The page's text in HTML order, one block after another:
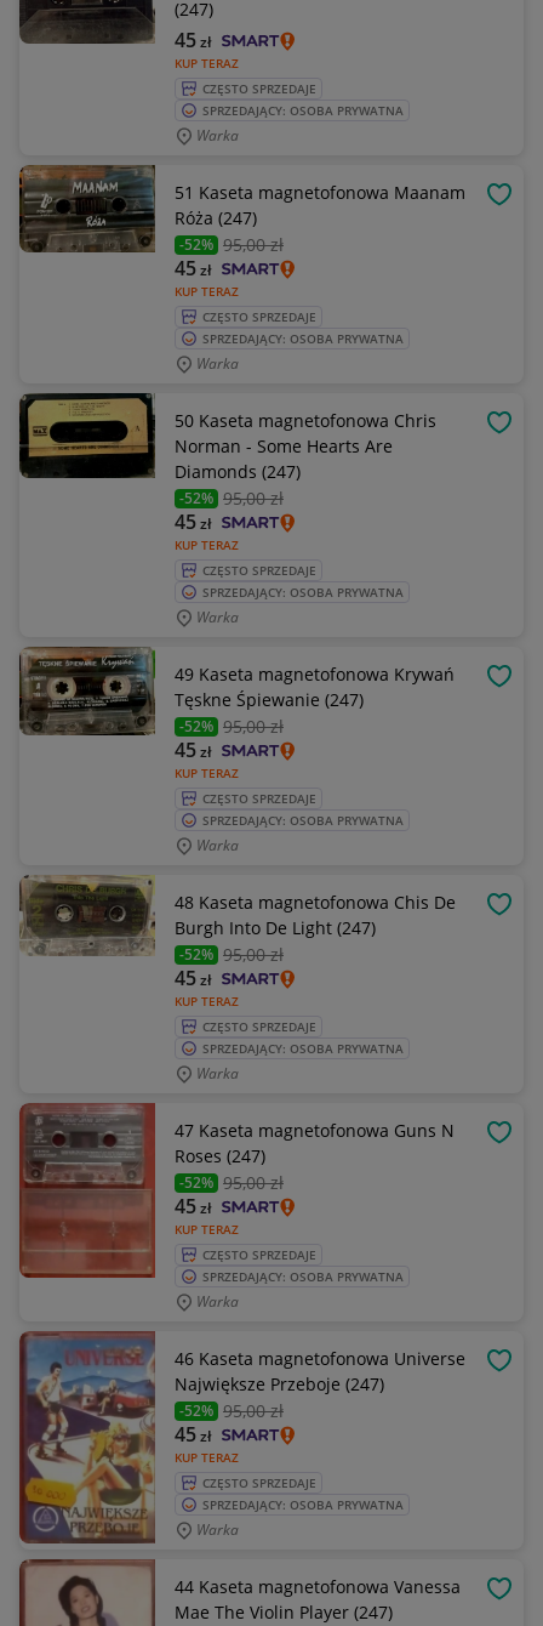
(247)
KUP TERAZ
45zł
CZĘSTO SPRZEDAJE
SPRZEDAJĄCY: OSOBA PRYWATNA
Warka
51 Kaseta magnetofonowa Maanam
Róża (247)
-52% 95,00 zł
KUP TERAZ
45zł
CZĘSTO SPRZEDAJE
SPRZEDAJĄCY: OSOBA PRYWATNA
Warka
50 Kaseta magnetofonowa Chris
Norman - Some Hearts Are
Diamonds (247)
-52% 95,00 zł
KUP TERAZ
45zł
CZĘSTO SPRZEDAJE
SPRZEDAJĄCY: OSOBA PRYWATNA
Warka
49 Kaseta magnetofonowa Krywań
Tęskne Śpiewanie (247)
-52% 95,00 zł
KUP TERAZ
45zł
CZĘSTO SPRZEDAJE
SPRZEDAJĄCY: OSOBA PRYWATNA
Warka
48 Kaseta magnetofonowa Chis De
Burgh Into De Light (247)
-52% 95,00 zł
KUP TERAZ
45zł
CZĘSTO SPRZEDAJE
SPRZEDAJĄCY: OSOBA PRYWATNA
Warka
47 Kaseta magnetofonowa Guns N
Roses (247)
-52% 95,00 zł
KUP TERAZ
45zł
CZĘSTO SPRZEDAJE
SPRZEDAJĄCY: OSOBA PRYWATNA
Warka
46 Kaseta magnetofonowa Universe
Największe Przeboje (247)
-52% 95,00 zł
KUP TERAZ
45zł
CZĘSTO SPRZEDAJE
SPRZEDAJĄCY: OSOBA PRYWATNA
Warka
44 Kaseta magnetofonowa Vanessa
Mae The Violin Player (247)